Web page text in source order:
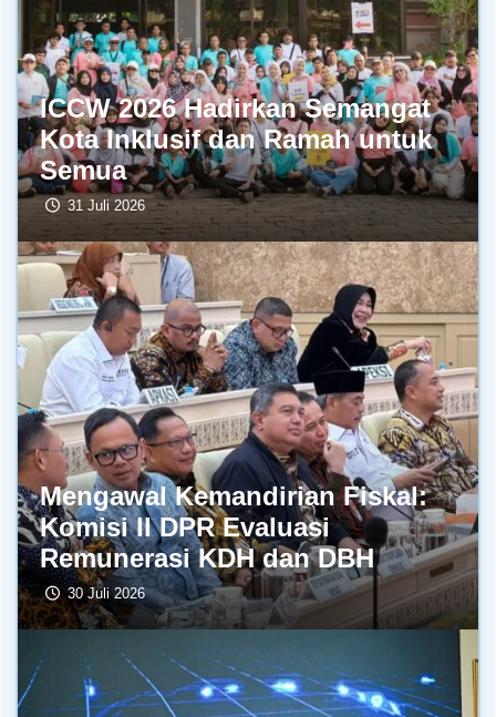
ICCW 2026 Hadirkan Semangat
Kota Inklusif dan Ramah untuk
Semua
31 Juli 2026
Mengawal Kemandirian Fiskal:
Komisi II DPR Evaluasi
Remunerasi KDH dan DBH
30 Juli 2026